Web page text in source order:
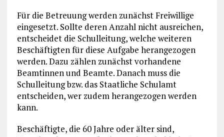
Für die Betreuung werden zunächst Freiwillige
eingesetzt. Sollte deren Anzahl nicht ausreichen,
entscheidet die Schulleitung, welche weiteren
Beschäftigten für diese Aufgabe herangezogen
werden. Dazu zählen zunächst vorhandene
Beamtinnen und Beamte. Danach muss die
Schulleitung bzw. das Staatliche Schulamt
entscheiden, wer zudem herangezogen werden
kann.
Beschäftigte, die 60 Jahre oder älter sind,